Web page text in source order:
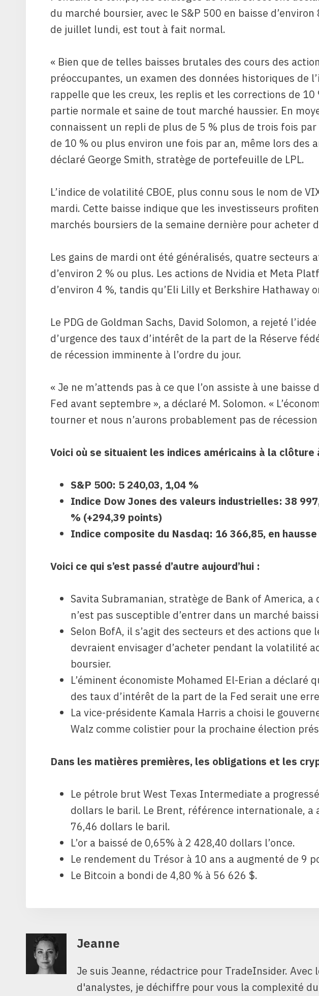
du marché boursier, avec le S&P 500 en baisse
de juillet lundi, est tout à fait normal.
« Bien que de telles baisses brutales des cours des
préoccupantes, un examen des données historiques de
rappelle que les creux, les replis et les corrections de 10
partie normale et saine de tout marché haussier. En
connaissent un repli de plus de 5 % plus de trois fois
de 10 % ou plus environ une fois par an, même lors des
déclaré George Smith, stratège de portefeuille de LPL.
L’indice de volatilité CBOE, plus connu sous le nom de
mardi. Cette baisse indique que les investisseurs
marchés boursiers de la semaine dernière pour acheter
Les gains de mardi ont été généralisés, quatre secteurs
d’environ 2 % ou plus. Les actions de Nvidia et Meta
d’environ 4 %, tandis qu’Eli Lilly et Berkshire Hathaway
Le PDG de Goldman Sachs, David Solomon, a rejeté
d’urgence des taux d’intérêt de la part de la Réserve
de récession imminente à l’ordre du jour.
« Je ne m’attends pas à ce que l’on assiste à une baisse
Fed avant septembre », a déclaré M. Solomon. «
tourner et nous n’aurons probablement pas de récession
Voici où se situaient les indices américains à la clôture
S&P 500: 5 240,03, 1,04 %
Indice Dow Jones des valeurs industrielles: 38
% (+294,39 points)
Indice composite du Nasdaq: 16 366,85, en
Voici ce qui s’est passé d’autre aujourd’hui :
Savita Subramanian, stratège de Bank of America, a
n’est pas susceptible d’entrer dans un marché
Selon BofA, il s’agit des secteurs et des actions que
devraient envisager d’acheter pendant la volatilité
boursier.
L’éminent économiste Mohamed El-Erian a déclaré
des taux d’intérêt de la part de la Fed serait une
La vice-présidente Kamala Harris a choisi le
Walz comme colistier pour la prochaine élection
Dans les matières premières, les obligations et les
Le pétrole brut West Texas Intermediate a
dollars le baril. Le Brent, référence internationale, a
76,46 dollars le baril.
L’or a baissé de 0,65% à 2 428,40 dollars l’once.
Le rendement du Trésor à 10 ans a augmenté de 9
Le Bitcoin a bondi de 4,80 % à 56 626 $.
Jeanne
Je suis Jeanne, rédactrice pour TradeInsider. Avec
d'analystes, je déchiffre pour vous la complexité